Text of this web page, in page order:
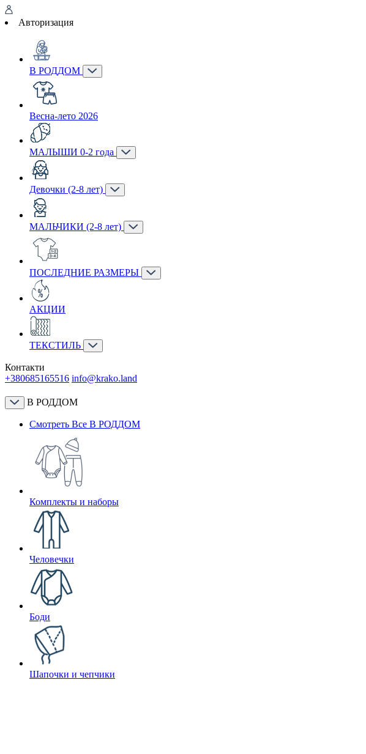
Авторизация
В РОДДОМ
Весна-лето 2026
МАЛЫШИ 0-2 года
Девочки (2-8 лет)
МАЛЬЧИКИ (2-8 лет)
ПОСЛЕДНИЕ РАЗМЕРЫ
АКЦИИ
ТЕКСТИЛЬ
Контакти
+380685165516 info@krako.land
В РОДДОМ
Смотреть Все В РОДДОМ
Комплекты и наборы
Человечки
Боди
Шапочки и чепчики